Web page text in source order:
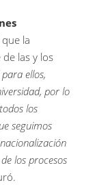
la
las y los
ellos,
por lo
los
seguimos
los procesos